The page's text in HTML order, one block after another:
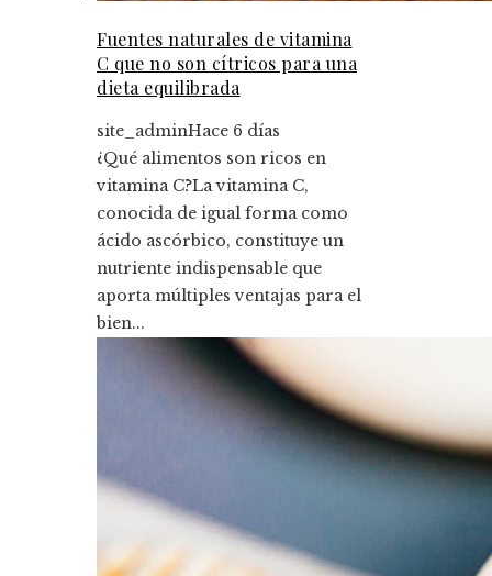
Fuentes naturales de vitamina
C que no son cítricos para una
dieta equilibrada
site_adminHace 6 días
¿Qué alimentos son ricos en
vitamina C?La vitamina C,
conocida de igual forma como
ácido ascórbico, constituye un
nutriente indispensable que
aporta múltiples ventajas para el
bien...